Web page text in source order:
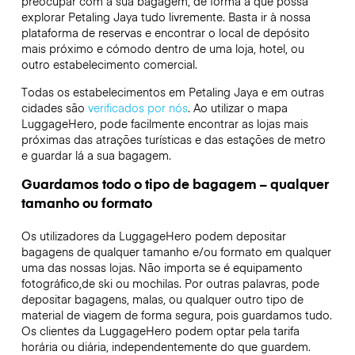
explorar Petaling Jaya tudo livremente. Basta ir à nossa
plataforma de reservas e encontrar o local de depósito
mais próximo e cómodo dentro de uma loja, hotel, ou
outro estabelecimento comercial.
Todas os estabelecimentos em Petaling Jaya e em outras
cidades são verificados por nós. Ao utilizar o mapa
LuggageHero, pode facilmente encontrar as lojas mais
próximas das atrações turísticas e das estações de metro
e guardar lá a sua bagagem.
Guardamos todo o tipo de bagagem – qualquer
tamanho ou formato
Os utilizadores da LuggageHero podem depositar
bagagens de qualquer tamanho e/ou formato em qualquer
uma das nossas lojas. Não importa se é equipamento
fotográfico,de ski ou mochilas. Por outras palavras, pode
depositar bagagens, malas, ou qualquer outro tipo de
material de viagem de forma segura, pois guardamos tudo.
Os clientes da LuggageHero podem optar pela tarifa
horária ou diária, independentemente do que guardem.